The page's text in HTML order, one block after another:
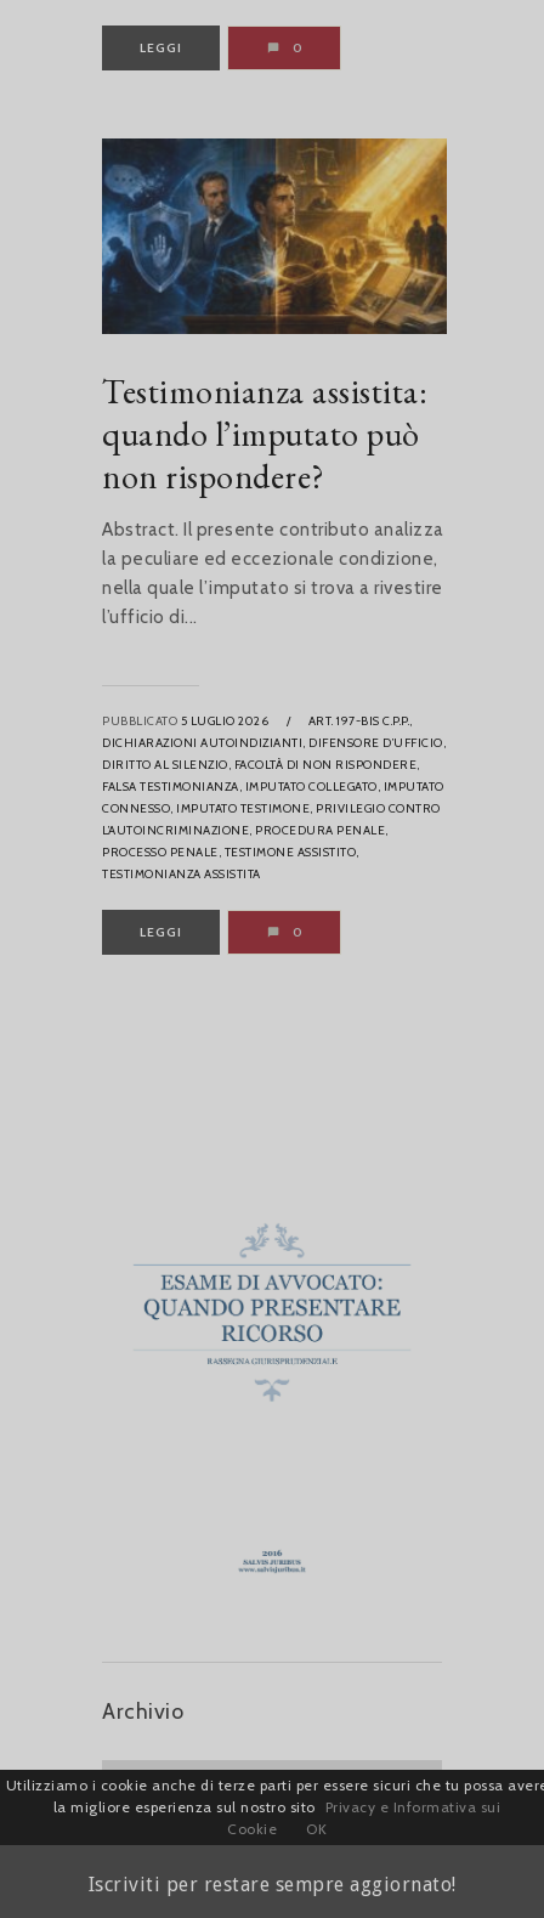
LEGGI 0
Testimonianza assistita:
quando l’imputato può
non rispondere?
Abstract. Il presente contributo analizza
la peculiare ed eccezionale condizione,
nella quale l’imputato si trova a rivestire
l’ufficio di...
PUBBLICATO 5 LUGLIO 2026 /
ART. 197-BIS C.P.P.,
DICHIARAZIONI AUTOINDIZIANTI, DIFENSORE D’UFFICIO,
DIRITTO AL SILENZIO, FACOLTÀ DI NON RISPONDERE,
FALSA TESTIMONIANZA, IMPUTATO COLLEGATO, IMPUTATO
CONNESSO, IMPUTATO TESTIMONE, PRIVILEGIO CONTRO
L’AUTOINCRIMINAZIONE, PROCEDURA PENALE,
PROCESSO PENALE, TESTIMONE ASSISTITO,
TESTIMONIANZA ASSISTITA
LEGGI 0
Archivio
Iscriviti per restare sempre aggiornato!
Utilizziamo i cookie anche di terze parti per essere sicuri che tu possa
la migliore esperienza sul nostro sito
Privacy e Informativa sui
Cookie
OK